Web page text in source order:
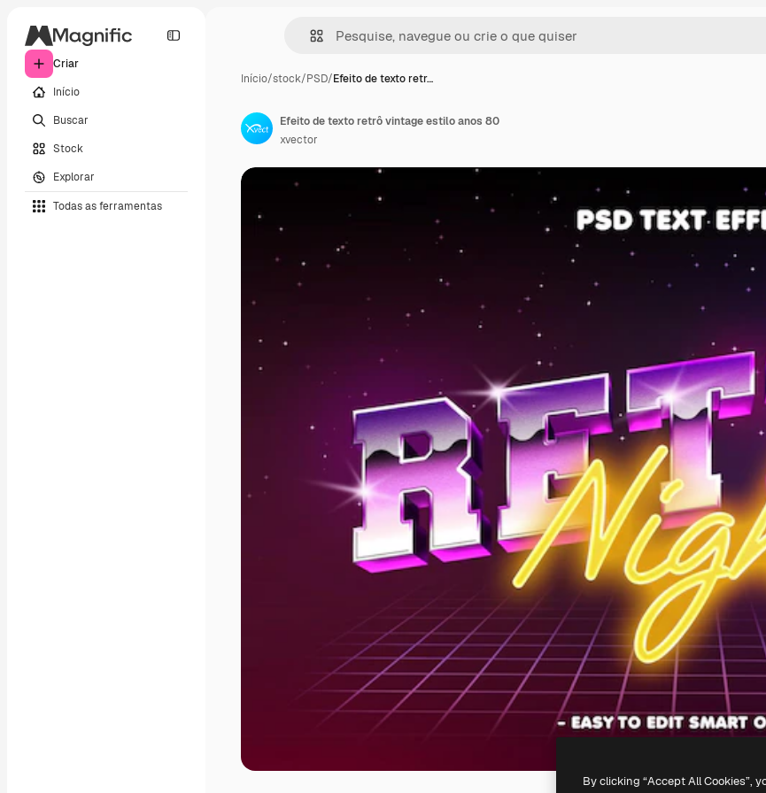
Criar
Início
Buscar
Stock
Explorar
Todas as ferramentas
Início/stock/PSD/Efeito de texto retr…
Efeito de texto retrô vintage estilo anos 80
xvector
By clicking “Accept All Cookies”,